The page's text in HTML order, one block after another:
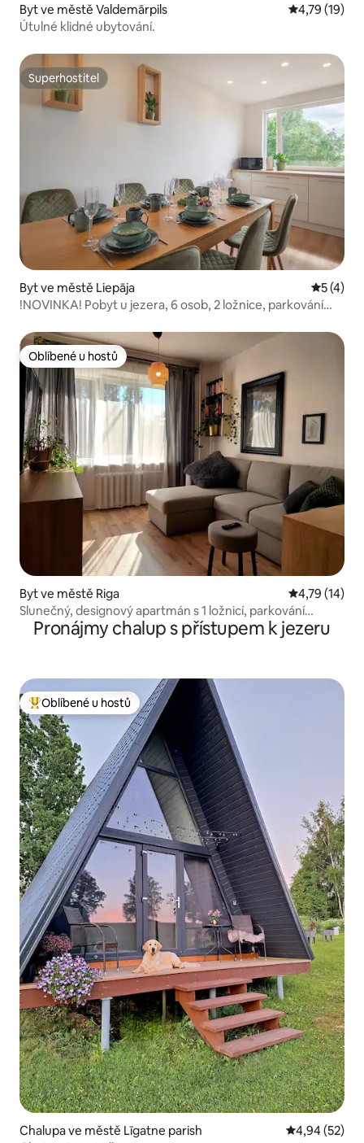
Byt ve městě Valdemārpils Průměrné
4,79 (19)
Útulné klidné ubytování.
Superhostitel
Superhostitel
Byt ve městě Liepāja
5 (4)
!NOVINKA! Pobyt u jezera, 6 osob, 2 ložnice, parkování
Oblíbené u hostů
Oblíbené u hostů
Byt ve městě Riga Průměrné
4,79 (14)
Slunečný, designový apartmán s 1 ložnicí, parkování
zdarma
Pronájmy chalup s přístupem k jezeru
Nejlepší v kategorii Oblíbené u hostů
Oblíbené u hostů
Chalupa ve městě Līgatne parish Průměrné
4,94 (52)